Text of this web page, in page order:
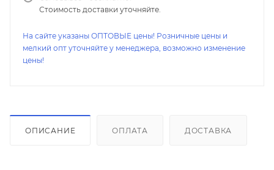
Стоимость доставки уточняйте.
На сайте указаны ОПТОВЫЕ цены! Розничные цены и
мелкий опт уточняйте у менеджера, возможно изменение
цены!
ОПИСАНИЕ ОПЛАТА ДОСТАВКА